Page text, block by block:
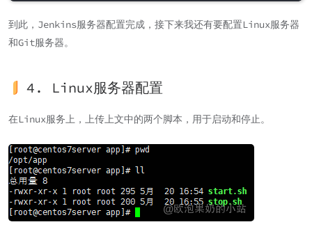
到此，Jenkins服务器配置完成，接下来我还有要配置Linux服务器
和Git服务器。
4. Linux服务器配置
在Linux服务上，上传上文中的两个脚本，用于启动和停止。